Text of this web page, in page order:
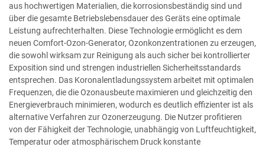
aus hochwertigen Materialien, die korrosionsbeständig sind und
über die gesamte Betriebslebensdauer des Geräts eine optimale
Leistung aufrechterhalten. Diese Technologie ermöglicht es dem
neuen Comfort-Ozon-Generator, Ozonkonzentrationen zu erzeugen,
die sowohl wirksam zur Reinigung als auch sicher bei kontrollierter
Exposition sind und strengen industriellen Sicherheitsstandards
entsprechen. Das Koronalentladungssystem arbeitet mit optimalen
Frequenzen, die die Ozonausbeute maximieren und gleichzeitig den
Energieverbrauch minimieren, wodurch es deutlich effizienter ist als
alternative Verfahren zur Ozonerzeugung. Die Nutzer profitieren
von der Fähigkeit der Technologie, unabhängig von Luftfeuchtigkeit,
Temperatur oder atmosphärischem Druck konstante